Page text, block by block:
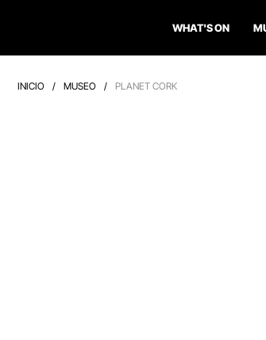
WHAT'S ON
INICIO / MUSEO / PLANET CORK